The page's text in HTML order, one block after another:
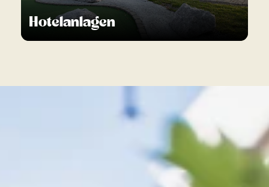
Hotelanlagen